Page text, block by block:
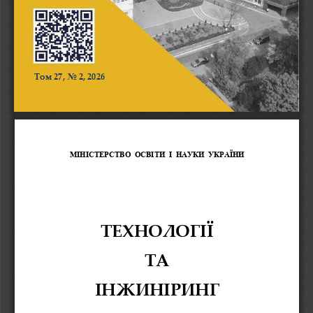
Том 27, No 2, 2026
МІНІСТЕРСТВО  ОСВІТИ  І  НАУКИ  УКРАЇНИ
ТЕХНОЛОГІЇ
ТА
ІНЖИНІРИНГ